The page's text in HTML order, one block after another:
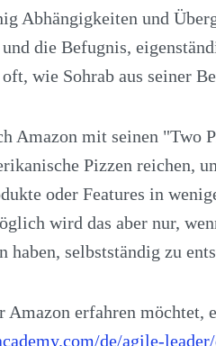
Abhängigkeiten und
die Befugnis,
wie Sohrab aus seiner
Amazon mit seinen "Two
Pizzen reichen,
oder Features in
wird das aber nur,
haben, selbstständig zu
Amazon erfahren möchtet,
de/agile-